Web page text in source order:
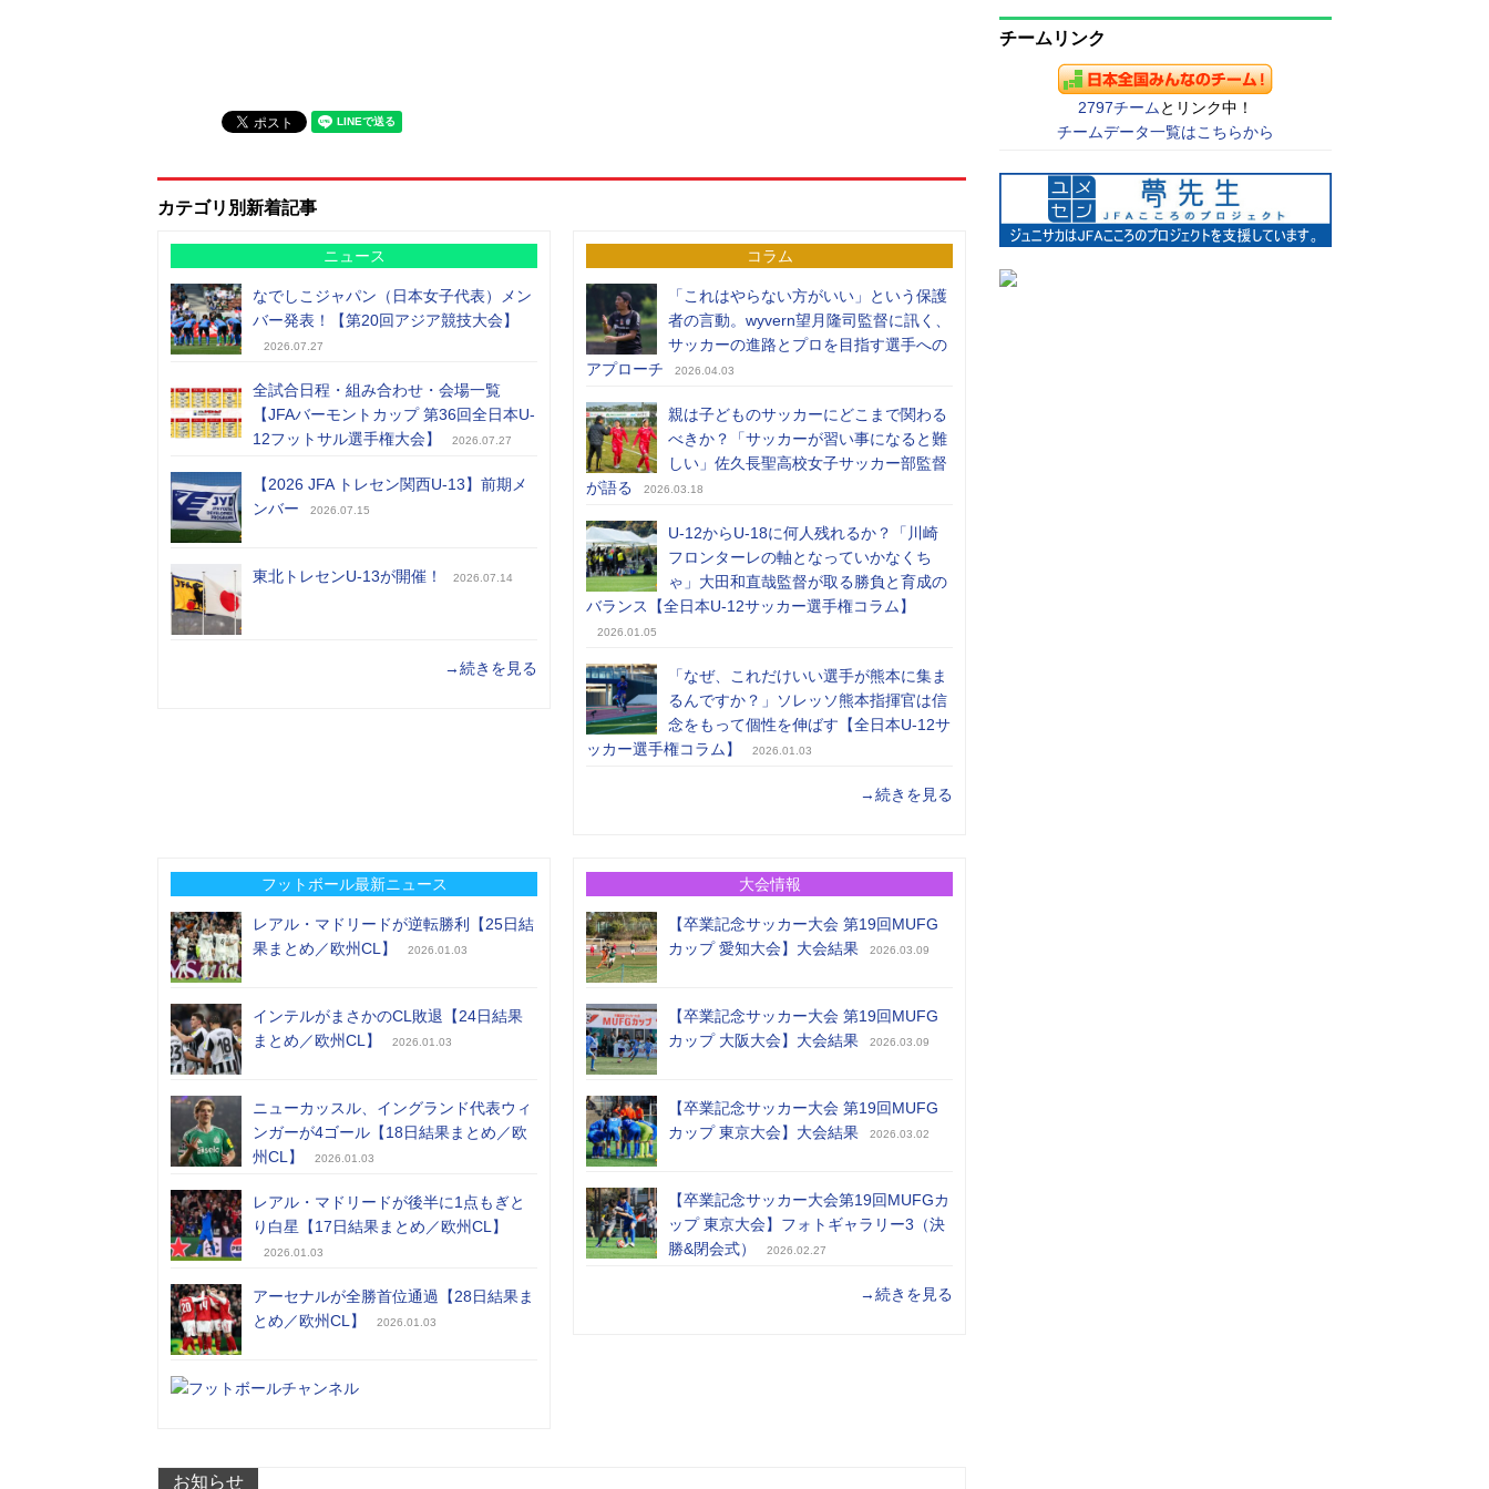
カテゴリ別新着記事
ニュース
なでしこジャパン（日本女子代表）メン
バー発表！【第20回アジア競技大会】
2026.07.27
全試合日程・組み合わせ・会場一覧
【JFAバーモントカップ 第36回全日本U-
12フットサル選手権大会】
2026.07.27
【2026 JFA トレセン関西U-13】前期メ
ンバー
2026.07.15
東北トレセンU-13が開催！ 2026.07.14
→続きを見る
コラム
「これはやらない方がいい」という保護
者の言動。wyvern望月隆司監督に訊く、
サッカーの進路とプロを目指す選手への
アプローチ
2026.04.03
親は子どものサッカーにどこまで関わる
べきか？「サッカーが習い事になると難
しい」佐久長聖高校女子サッカー部監督
が語る
2026.03.18
U-12からU-18に何人残れるか？「川崎
フロンターレの軸となっていかなくち
ゃ」大田和直哉監督が取る勝負と育成の
バランス【全日本U-12サッカー選手権コラム】
2026.01.05
「なぜ、これだけいい選手が熊本に集ま
るんですか？」ソレッソ熊本指揮官は信
念をもって個性を伸ばす【全日本U-12サ
ッカー選手権コラム】
2026.01.03
→続きを見る
フットボール最新ニュース
レアル・マドリードが逆転勝利【25日結
果まとめ／欧州CL】
2026.01.03
インテルがまさかのCL敗退【24日結果
まとめ／欧州CL】
2026.01.03
ニューカッスル、イングランド代表ウィ
ンガーが4ゴール【18日結果まとめ／欧
州CL】
2026.01.03
レアル・マドリードが後半に1点もぎと
り白星【17日結果まとめ／欧州CL】
2026.01.03
アーセナルが全勝首位通過【28日結果ま
とめ／欧州CL】
2026.01.03
大会情報
【卒業記念サッカー大会 第19回MUFG
カップ 愛知大会】大会結果
2026.03.09
【卒業記念サッカー大会 第19回MUFG
カップ 大阪大会】大会結果
2026.03.09
【卒業記念サッカー大会 第19回MUFG
カップ 東京大会】大会結果
2026.03.02
【卒業記念サッカー大会第19回MUFGカ
ップ 東京大会】フォトギャラリー3（決
勝&閉会式）
2026.02.27
→続きを見る
お知らせ
チームリンク
2797チーム とリンク中！
チームデータ一覧はこちらから